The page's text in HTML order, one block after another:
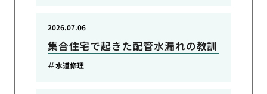
集合住宅で起きた配管水漏れの教訓
2026.07.06
水道修理